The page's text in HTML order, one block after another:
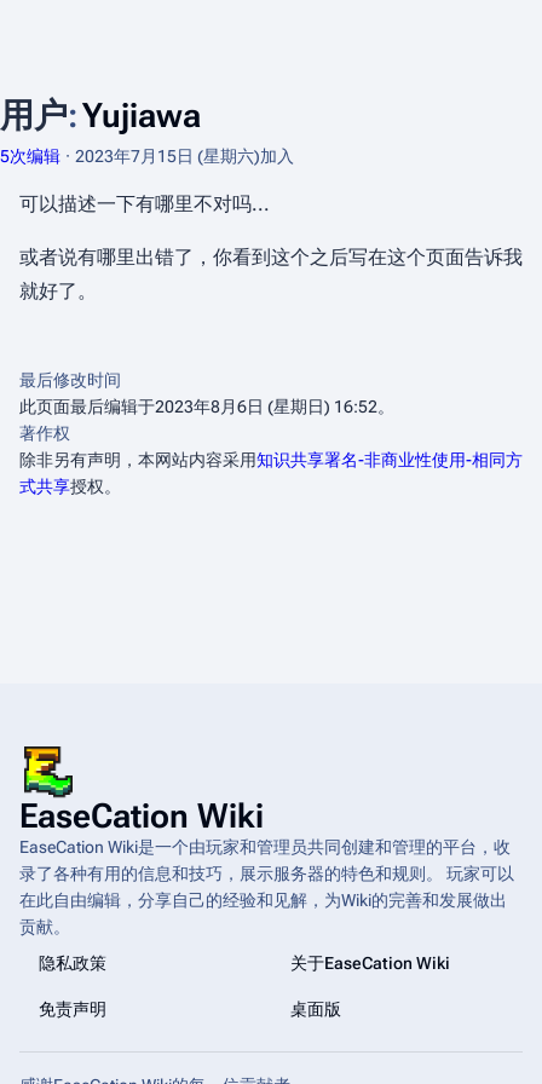
用户:Yujiawa
5次编辑 2023年7月15日 (星期六)加入
可以描述一下有哪里不对吗...
或者说有哪里出错了，你看到这个之后写在这个页面告诉我
就好了。
最后修改时间
此页面最后编辑于2023年8月6日 (星期日) 16:52。
著作权
除非另有声明，本网站内容采用知识共享署名-非商业性使用-相同方
式共享授权。
EaseCation Wiki
EaseCation Wiki是一个由玩家和管理员共同创建和管理的平台，收
录了各种有用的信息和技巧，展示服务器的特色和规则。 玩家可以
在此自由编辑，分享自己的经验和见解，为Wiki的完善和发展做出
贡献。
隐私政策
关于EaseCation Wiki
免责声明 桌面版